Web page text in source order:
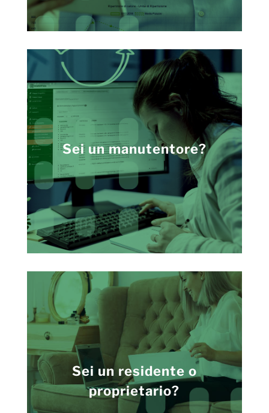
Sei un manutentore?
Sei un residente o
proprietario?